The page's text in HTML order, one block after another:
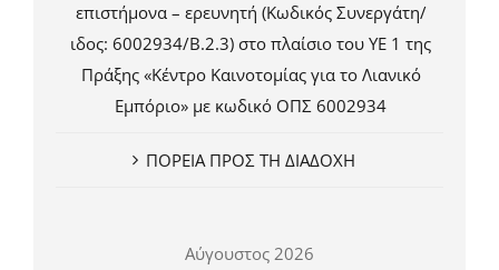
επιστήμονα – ερευνητή (Κωδικός Συνεργάτη/
ιδος: 6002934/Β.2.3) στο πλαίσιο του ΥΕ 1 της
Πράξης «Κέντρο Καινοτομίας για το Λιανικό
Εμπόριο» με κωδικό ΟΠΣ 6002934
ΠΟΡΕΙΑ ΠΡΟΣ ΤΗ ΔΙΑΔΟΧΗ
Αύγουστος 2026